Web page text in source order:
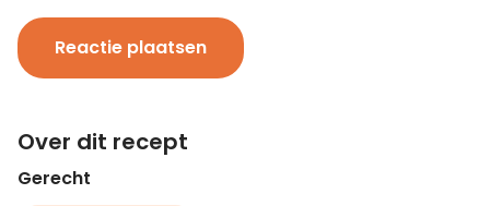
Reactie plaatsen
Over dit recept
Gerecht